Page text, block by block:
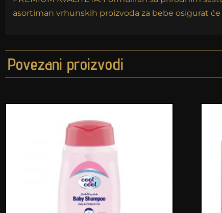
asortiman vrhunskih proizvoda za bebe osigurat
Povezani proizvodi